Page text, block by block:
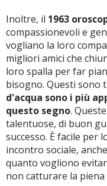
Inoltre, il 1963
compassionevoli e
vogliano la loro
migliori amici che
loro spalla per far
bisogno. Questi sono
d'acqua sono i più
questo segno.
talentuose, di buon
successo. È facile per
incontro sociale,
quanto vogliono
non catturare la